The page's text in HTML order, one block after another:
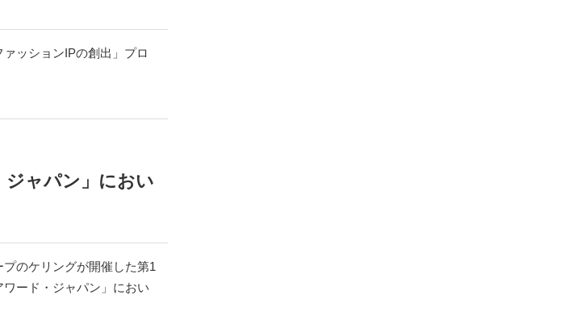
ッションIPの創出」プロ
ジャパン」におい
のケリングが開催した第1
ード・ジャパン」におい